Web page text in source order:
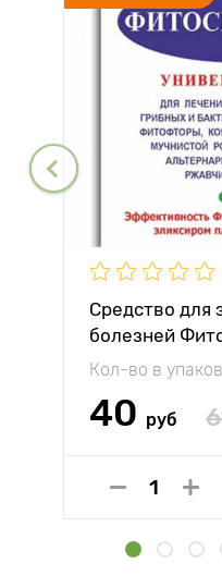
Средство для
болезней
Кол-во в
40 руб